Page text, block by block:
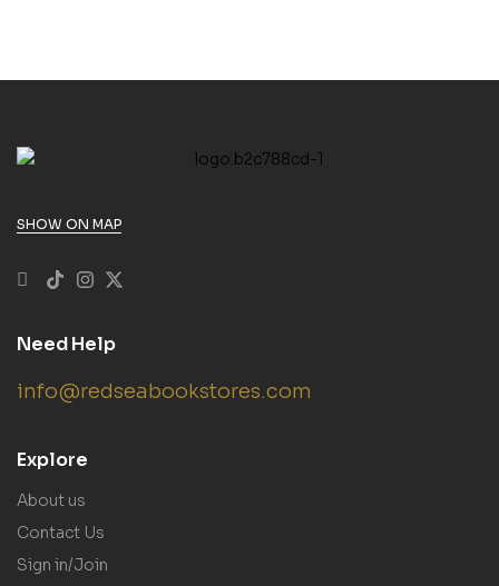
SHOW ON MAP
Need Help
info@redseabookstores.com
Explore
About us
Contact Us
Sign in/Join